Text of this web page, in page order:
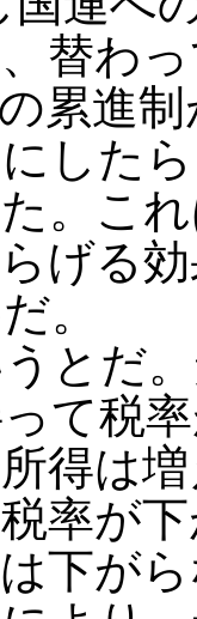
替わ
累進
した
。こ
げる
。
とだ
て税
得は
率が
下が